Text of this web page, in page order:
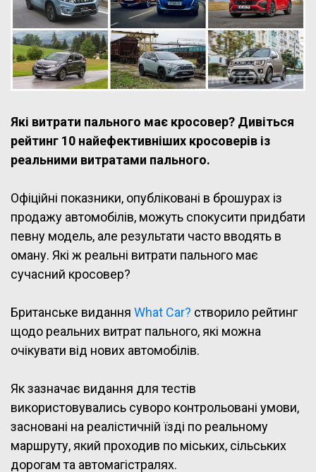
Які витрати пального має кросовер? Дивіться
рейтинг 10 найефективніших кросоверів із
реальними витратами пального.
Офіційні показники, опубліковані в брошурах із
продажу автомобілів, можуть спокусити придбати
певну модель, але результати часто вводять в
оману. Які ж реальні витрати пального має
сучасний кросовер?
Британське видання What Car? створило рейтинг
щодо реальних витрат пального, які можна
очікувати від нових автомобілів.
Як зазначає видання для тестів
використовувались суворо контрольовані умови,
засновані на реалістичній їзді по реальному
маршруту, який проходив по міських, сільських
дорогам та автомагістралях.